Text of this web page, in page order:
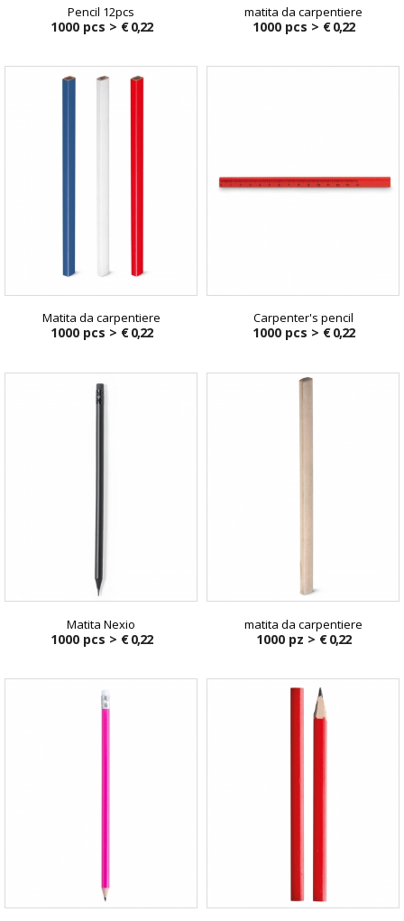
Pencil 12pcs
1000 pcs > € 0,22
matita da carpentiere
1000 pcs > € 0,22
Matita da carpentiere
1000 pcs > € 0,22
Carpenter's pencil
1000 pcs > € 0,22
Matita Nexio
1000 pcs > € 0,22
matita da carpentiere
1000 pz > € 0,22